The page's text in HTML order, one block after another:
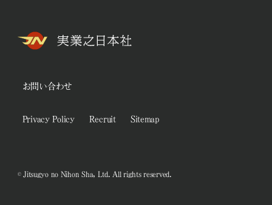
お問い合わせ
Privacy Policy Recruit Sitemap
© Jitsugyo no Nihon Sha, Ltd. All rights reserved.